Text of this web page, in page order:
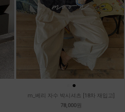
●
m_베리 자수 박시셔츠 [18차 재입고]
78,000원